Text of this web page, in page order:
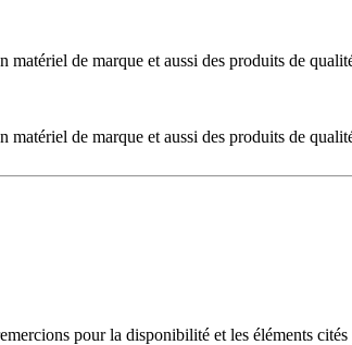
de marque et aussi des produits de
de marque et aussi des produits de
pour la disponibilité et les éléments